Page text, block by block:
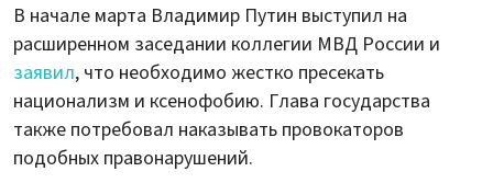
В начале марта Владимир Путин выступил на
расширенном заседании коллегии МВД России и
заявил, что необходимо жестко пресекать
национализм и ксенофобию. Глава государства
также потребовал наказывать провокаторов
подобных правонарушений.